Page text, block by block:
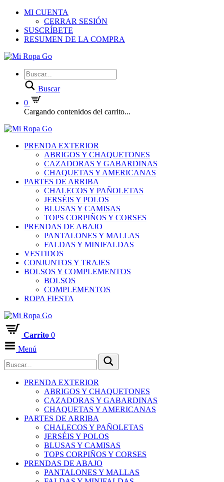
MI CUENTA
CERRAR SESIÓN
SUSCRÍBETE
RESUMEN DE LA COMPRA
Buscar
0
Cargando contenidos del carrito...
PRENDA EXTERIOR
ABRIGOS Y CHAQUETONES
CAZADORAS Y GABARDINAS
CHAQUETAS Y AMERICANAS
PARTES DE ARRIBA
CHALECOS Y PAÑOLETAS
JERSÉIS Y POLOS
BLUSAS Y CAMISAS
TOPS CORPIÑOS Y CORSES
PRENDAS DE ABAJO
PANTALONES Y MALLAS
FALDAS Y MINIFALDAS
VESTIDOS
CONJUNTOS Y TRAJES
BOLSOS Y COMPLEMENTOS
BOLSOS
COMPLEMENTOS
ROPA FIESTA
Carrito 0
Menú
PRENDA EXTERIOR
ABRIGOS Y CHAQUETONES
CAZADORAS Y GABARDINAS
CHAQUETAS Y AMERICANAS
PARTES DE ARRIBA
CHALECOS Y PAÑOLETAS
JERSÉIS Y POLOS
BLUSAS Y CAMISAS
TOPS CORPIÑOS Y CORSES
PRENDAS DE ABAJO
PANTALONES Y MALLAS